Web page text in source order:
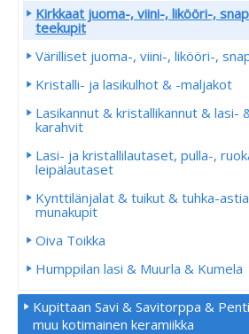
Kirkkaat juoma-, viini-, likööri-,
teekupit
Värilliset juoma-, viini-, likööri-,
Kristalli- ja lasikulhot & -maljakot
Lasikannut & kristallikannut & lasi-
karahvit
Lasi- ja kristallilautaset, pulla-,
leipälautaset
Kynttilänjalat & tuikut & tuhka-
munakupit
Oiva Toikka
Humppilan lasi & Muurla & Kumela
Kupittaan Savi & Savitorppa &
muu kotimainen keramiikka